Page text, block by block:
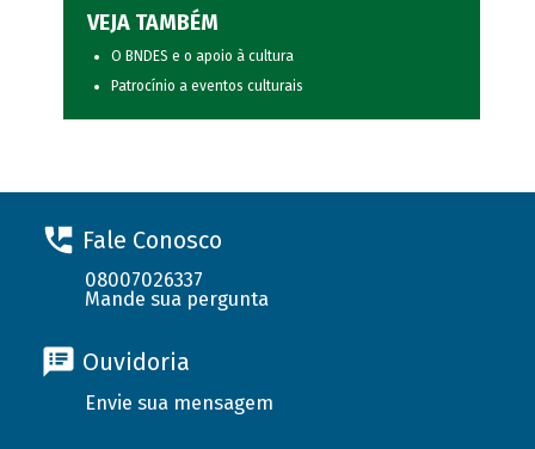
VEJA TAMBÉM
O BNDES e o apoio à cultura
Patrocínio a eventos culturais
Fale Conosco
08007026337
Mande sua pergunta
Ouvidoria
Envie sua mensagem